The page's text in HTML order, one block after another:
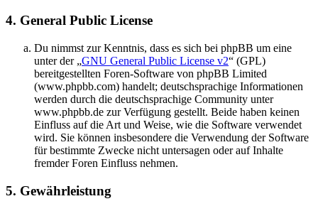
4. General Public License
Du nimmst zur Kenntnis, dass es sich bei phpBB um eine
unter der „GNU General Public License v2“ (GPL)
bereitgestellten Foren-Software von phpBB Limited
(www.phpbb.com) handelt; deutschsprachige Informationen
werden durch die deutschsprachige Community unter
www.phpbb.de zur Verfügung gestellt. Beide haben keinen
Einfluss auf die Art und Weise, wie die Software verwendet
wird. Sie können insbesondere die Verwendung der Software
für bestimmte Zwecke nicht untersagen oder auf Inhalte
fremder Foren Einfluss nehmen.
5. Gewährleistung